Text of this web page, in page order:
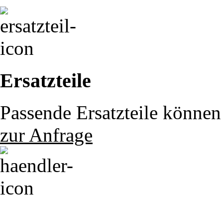
Ersatzteile
Passende Ersatzteile
zur Anfrage